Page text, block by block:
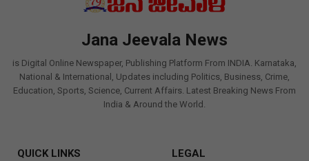
Jana Jeevala News
is Digital Online Newspaper, Publishing Platform From INDIA. Karnataka,
National & International, Updates including Politics, Business, Crime,
Education, Sports, Science, Current Affairs. Latest Breaking News From
India & Around the World.
QUICK LINKS LEGAL